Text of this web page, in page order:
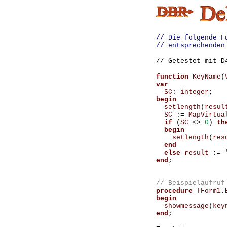
// Die folgende
//
// Getestet mit
function KeyName (
var
SC : integer ;
begin
setlength (
SC
:=
if
( SC <> 0 )
begin
setlength (
end
else result :=
end ;
procedure TForm1 .
begin
showmessage (
end ;